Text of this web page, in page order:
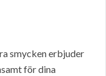
smycken erbjuder
för dina